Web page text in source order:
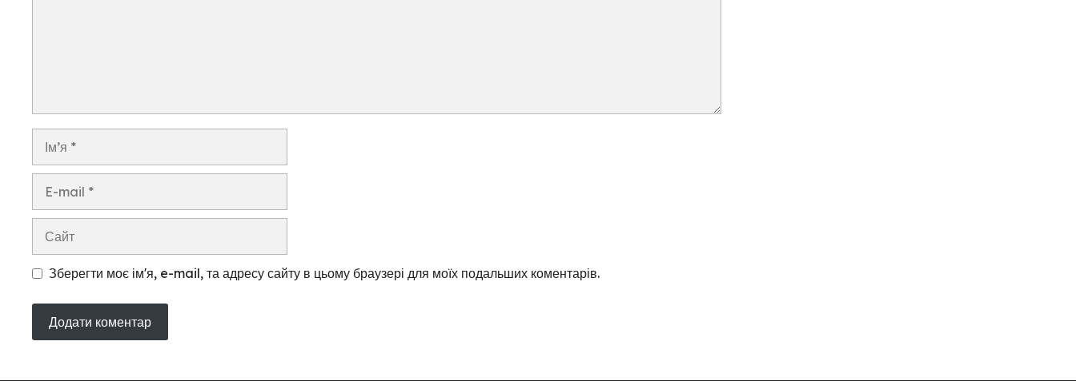
Зберегти моє ім'я, e-mail, та адресу сайту в цьому браузері для моїх подальших коментарів.